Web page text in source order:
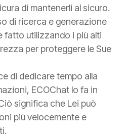
di mantenerli al sicuro.
di ricerca e generazione
fatto utilizzando i più alti
per proteggere le Sue
di dedicare tempo alla
ECOChat lo fa in
significa che Lei può
più velocemente e